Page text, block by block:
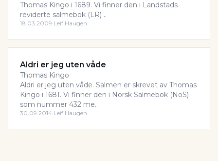
Thomas Kingo i 1689. Vi finner den i Landstads
reviderte salmebok (LR) ..
18.03.2009·Leif Haugen
Aldri er jeg uten våde
Thomas Kingo
Aldri er jeg uten våde. Salmen er skrevet av Thomas
Kingo i 1681. Vi finner den i Norsk Salmebok (NoS)
som nummer 432 me..
30.09.2014·Leif Haugen